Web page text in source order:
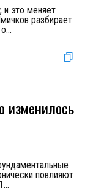
и это меняет
разбирает
...
изменилось
повлияют
...